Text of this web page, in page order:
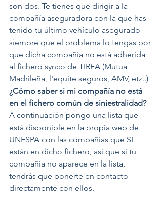
son dos. Te tienes que dirigir a la
compañía aseguradora con la que has
tenido tu último vehículo asegurado
siempre que el problema lo tengas por
que dicha compañía no está adherida
al fichero synco de TIREA (Mutua
Madrileña, l'equite seguros, AMV, etz..)
¿Cómo saber si mi compañía no está
en el fichero común de siniestralidad?
A continuación pongo una lista que
está disponible en la propia web de
UNESPA con las compañías que SI
están en dicho fichero, así que si tu
compañía no aparece en la lista,
tendrás que ponerte en contacto
directamente con ellos.